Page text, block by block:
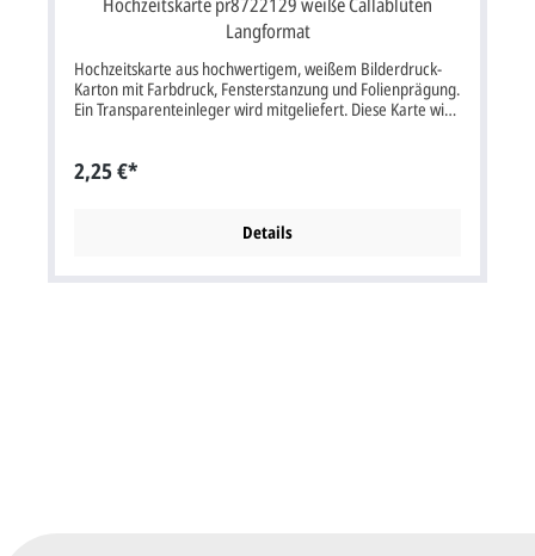
Langformat
Hochzeitskarte aus hochwertigem, weißem Bilderdruck-
Karton mit Farbdruck, Fensterstanzung und Folienprägung.
Ein Transparenteinleger wird mitgeliefert. Diese Karte wird
Unsere Empfehlung als Druckfarbe für den Text/Namen
bei dieser Karte ist grün (wie im Muster), grau oder
2,25 €*
Details